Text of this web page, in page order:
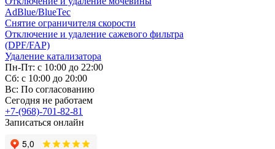
AdBlue/BlueTec
Снятие ограничителя скорости
Отключение и удаление сажевого фильтра
(DPF/FAP)
Удаление катализатора
Пн-Пт: с 10:00 до 22:00
Сб: с 10:00 до 20:00
Вс: По согласованию
Сегодня не работаем
+7-(968)-701-82-81
Записаться онлайн